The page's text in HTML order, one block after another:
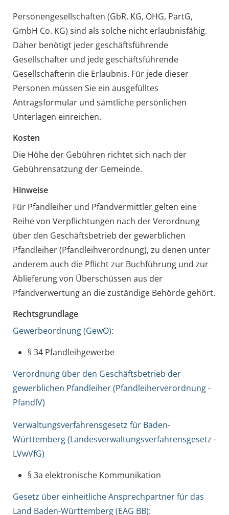
Personengesellschaften (GbR, KG, OHG, PartG,
GmbH Co. KG) sind als solche nicht erlaubnisfähig.
Daher benötigt jeder geschäftsführende
Gesellschafter und jede geschäftsführende
Gesellschafterin die Erlaubnis. Für jede dieser
Personen müssen Sie ein ausgefülltes
Antragsformular und sämtliche persönlichen
Unterlagen einreichen.
Kosten
Die Höhe der Gebühren richtet sich nach der
Gebührensatzung der Gemeinde.
Hinweise
Für Pfandleiher und Pfandvermittler gelten eine
Reihe von Verpflichtungen nach der Verordnung
über den Geschäftsbetrieb der gewerblichen
Pfandleiher (Pfandleihverordnung), zu denen unter
anderem auch die Pflicht zur Buchführung und zur
Ablieferung von Überschüssen aus der
Pfandverwertung an die zuständige Behörde gehört.
Rechtsgrundlage
Gewerbeordnung (GewO):
§ 34 Pfandleihgewerbe
Verordnung über den Geschäftsbetrieb der
gewerblichen Pfandleiher (Pfandleiherverordnung -
PfandlV)
Verwaltungsverfahrensgesetz für Baden-
Württemberg (Landesverwaltungsverfahrensgesetz -
LVwVfG)
§ 3a elektronische Kommunikation
Gesetz über einheitliche Ansprechpartner für das
Land Baden-Württemberg (EAG BB):